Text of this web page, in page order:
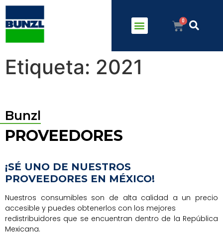
Etiqueta: 2021
Bunzl
PROVEEDORES
¡SÉ UNO DE NUESTROS
PROVEEDORES EN MÉXICO!
Nuestros consumibles son de alta calidad a un precio
accesible y puedes obtenerlos con los mejores
redistribuidores que se encuentran dentro de la República
Mexicana.